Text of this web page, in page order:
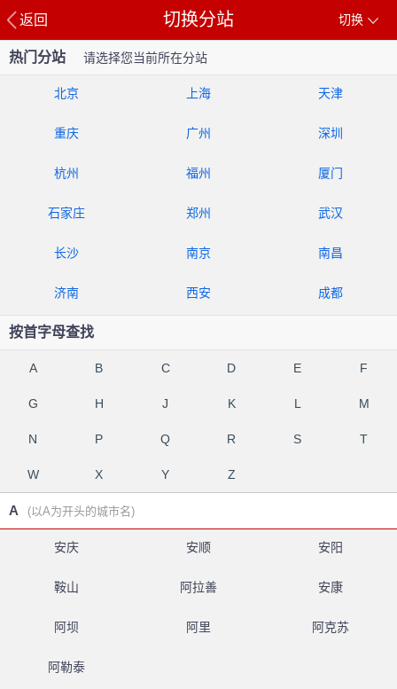
返回 切换
切换分站
热门分站 请选择您当前所在分站
北京 上海 天津
重庆 广州 深圳
杭州 福州 厦门
石家庄 郑州 武汉
长沙 南京 南昌
济南 西安 成都
按首字母查找
A B C D E F
G H J K L M
N P Q R S T
W X Y Z
A (以A为开头的城市名)
安庆 安顺 安阳
鞍山 阿拉善 安康
阿坝 阿里 阿克苏
阿勒泰